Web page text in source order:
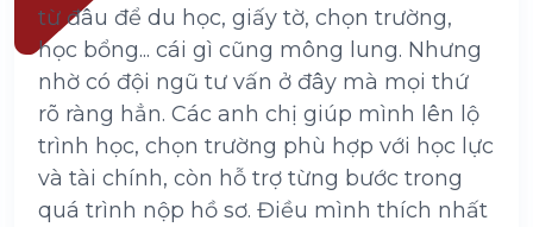
từ đâu để du học, giấy tờ, chọn trường,
học bổng... cái gì cũng mông lung. Nhưng
nhờ có đội ngũ tư vấn ở đây mà mọi thứ
rõ ràng hẳn. Các anh chị giúp mình lên lộ
trình học, chọn trường phù hợp với học lực
và tài chính, còn hỗ trợ từng bước trong
quá trình nộp hồ sơ. Điều mình thích nhất